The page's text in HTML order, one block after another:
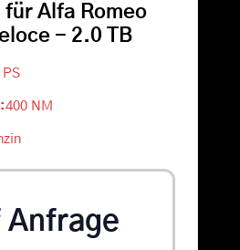
Alfa Romeo
- 2.0 TB
PS
400 NM
Anfrage